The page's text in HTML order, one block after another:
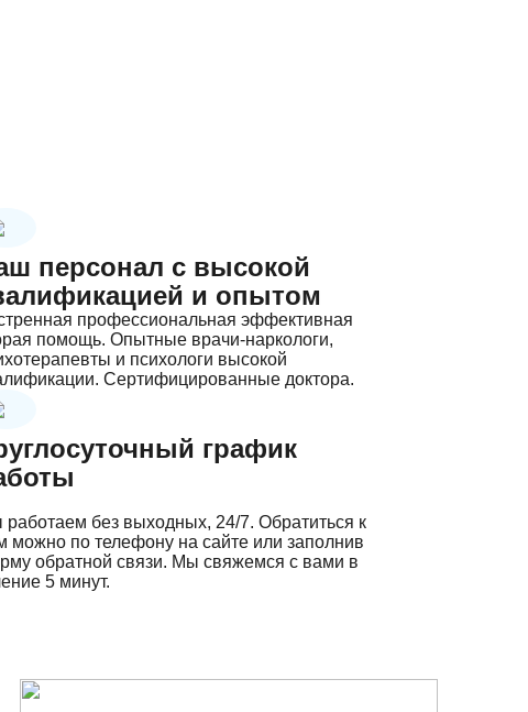
персонал с высокой
и опытом
профессиональная эффективная
помощь. Опытные врачи-наркологи,
и психологи высокой
Сертифицированные доктора.
график
без выходных, 24/7. Обратиться к
можно по телефону на сайте или заполнив
обратной связи. Мы свяжемся с вами в
5 минут.